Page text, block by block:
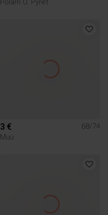
Polarn O. Pyret
3 €
68/74
Muu